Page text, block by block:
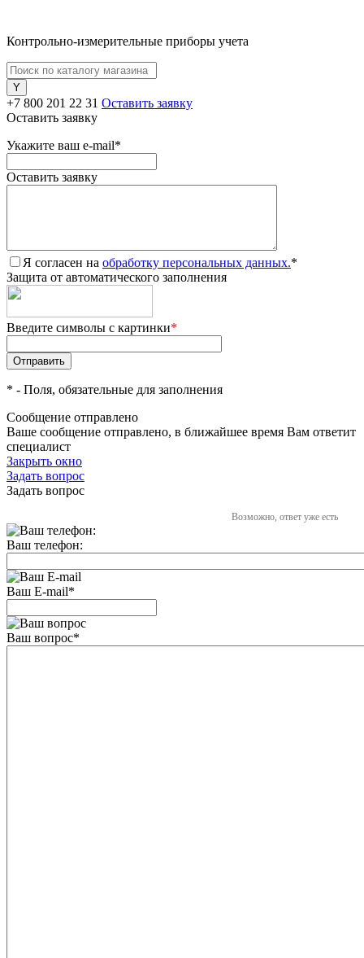
Контрольно-измерительные приборы учета
+7 800 201 22 31 Оставить заявку
Оставить заявку
Укажите ваш e-mail*
Оставить заявку
Я согласен на обработку персональных данных.*
Защита от автоматического заполнения
Введите символы с картинки*
* - Поля, обязательные для заполнения
Сообщение отправлено
Ваше сообщение отправлено, в ближайшее время Вам ответит
специалист
Закрыть окно
Задать вопрос
Задать вопрос
Возможно, ответ уже есть
Ваш телефон:
Ваш E-mail*
Ваш вопрос*